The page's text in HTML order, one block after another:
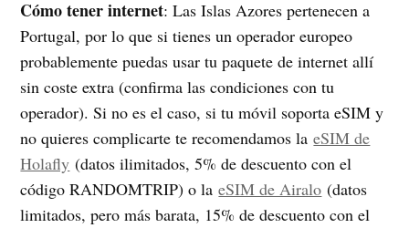
Cómo tener internet: Las Islas Azores pertenecen a
Portugal, por lo que si tienes un operador europeo
probablemente puedas usar tu paquete de internet allí
sin coste extra (confirma las condiciones con tu
operador). Si no es el caso, si tu móvil soporta eSIM y
no quieres complicarte te recomendamos laeSIM de
Holafly (datos ilimitados, 5% de descuento con el
código RANDOMTRIP) o laeSIM de Airalo (datos
limitados, pero más barata, 15% de descuento con el